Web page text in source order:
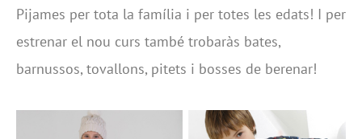
Pijames per tota la família i per totes les edats! I per
estrenar el nou curs també trobaràs bates,
barnussos, tovallons, pitets i bosses de berenar!